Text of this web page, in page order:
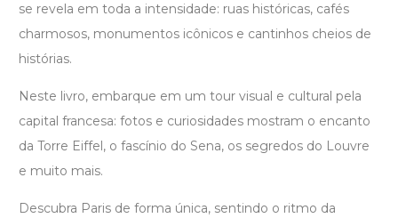
se revela em toda a intensidade: ruas históricas, cafés
charmosos, monumentos icônicos e cantinhos cheios de
histórias.
Neste livro, embarque em um tour visual e cultural pela
capital francesa: fotos e curiosidades mostram o encanto
da Torre Eiffel, o fascínio do Sena, os segredos do Louvre
e muito mais.
Descubra Paris de forma única, sentindo o ritmo da